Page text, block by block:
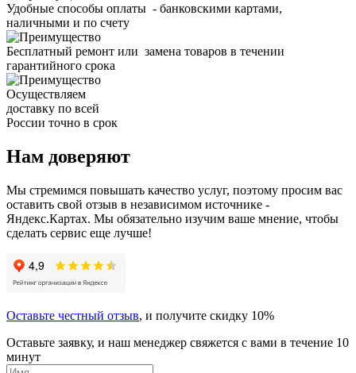
Удобные способы оплаты - банковскими картами,
наличными и по счету
Бесплатный ремонт или замена товаров в течении
гарантийного срока
Осуществляем
доставку по всей
России точно в срок
Нам доверяют
Мы стремимся повышать качество услуг, поэтому просим вас
оставить свой отзыв в независимом источнике -
Яндекс.Картах. Мы обязательно изучим ваше мнение, чтобы
сделать сервис еще лучше!
Оставьте честный отзыв, и получите скидку 10%
Оставьте заявку, и наш менеджер свяжется с вами в течение 10
минут